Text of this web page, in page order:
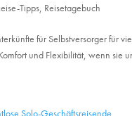
Tipps, Reisetagebuch
für Selbstversorger für
und Flexibilität, wenn sie